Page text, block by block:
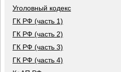
Уголовный кодекс
ГК РФ (часть 1)
ГК РФ (часть 2)
ГК РФ (часть 3)
ГК РФ (часть 4)